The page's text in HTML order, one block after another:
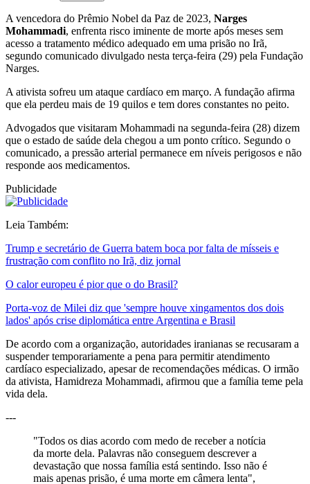
A vencedora do Prêmio Nobel da Paz de 2023, Narges
Mohammadi, enfrenta risco iminente de morte após meses sem
acesso a tratamento médico adequado em uma prisão no Irã,
segundo comunicado divulgado nesta terça-feira (29) pela Fundação
Narges.
A ativista sofreu um ataque cardíaco em março. A fundação afirma
que ela perdeu mais de 19 quilos e tem dores constantes no peito.
Advogados que visitaram Mohammadi na segunda-feira (28) dizem
que o estado de saúde dela chegou a um ponto crítico. Segundo o
comunicado, a pressão arterial permanece em níveis perigosos e não
responde aos medicamentos.
Publicidade
Leia Também:
Trump e secretário de Guerra batem boca por falta de mísseis e
frustração com conflito no Irã, diz jornal
O calor europeu é pior que o do Brasil?
Porta-voz de Milei diz que 'sempre houve xingamentos dos dois
lados' após crise diplomática entre Argentina e Brasil
De acordo com a organização, autoridades iranianas se recusaram a
suspender temporariamente a pena para permitir atendimento
cardíaco especializado, apesar de recomendações médicas. O irmão
da ativista, Hamidreza Mohammadi, afirmou que a família teme pela
vida dela.
---
"Todos os dias acordo com medo de receber a notícia
da morte dela. Palavras não conseguem descrever a
devastação que nossa família está sentindo. Isso não é
mais apenas prisão, é uma morte em câmera lenta",